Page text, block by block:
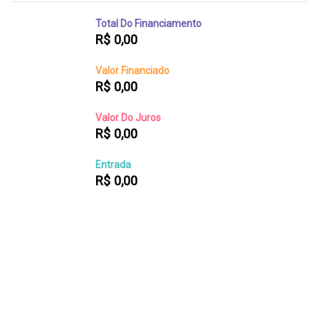
Total Do Financiamento
R$ 0,00
Valor Financiado
R$ 0,00
Valor Do Juros
R$ 0,00
Entrada
R$ 0,00